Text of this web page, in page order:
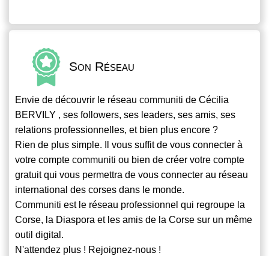
Son Réseau
Envie de découvrir le réseau communiti de Cécilia
BERVILY , ses followers, ses leaders, ses amis, ses
relations professionnelles, et bien plus encore ?
Rien de plus simple. Il vous suffit de vous connecter à
votre compte communiti ou bien de créer votre compte
gratuit qui vous permettra de vous connecter au réseau
international des corses dans le monde.
Communiti est le réseau professionnel qui regroupe la
Corse, la Diaspora et les amis de la Corse sur un même
outil digital.
N'attendez plus ! Rejoignez-nous !